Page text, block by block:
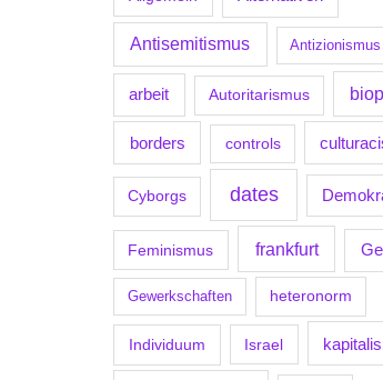
Antisemitismus Antizionismus
arbeit Autoritarismus
borders controls
Cyborgs dates
Feminismus frankfurt
Gewerkschaften heteronorm
Individuum Israel